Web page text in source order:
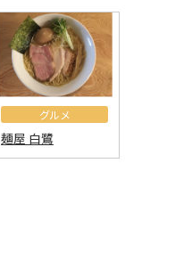
グルメ
麺屋 白鷺